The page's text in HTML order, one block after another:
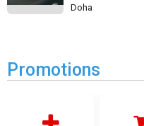
Doha
Promotions